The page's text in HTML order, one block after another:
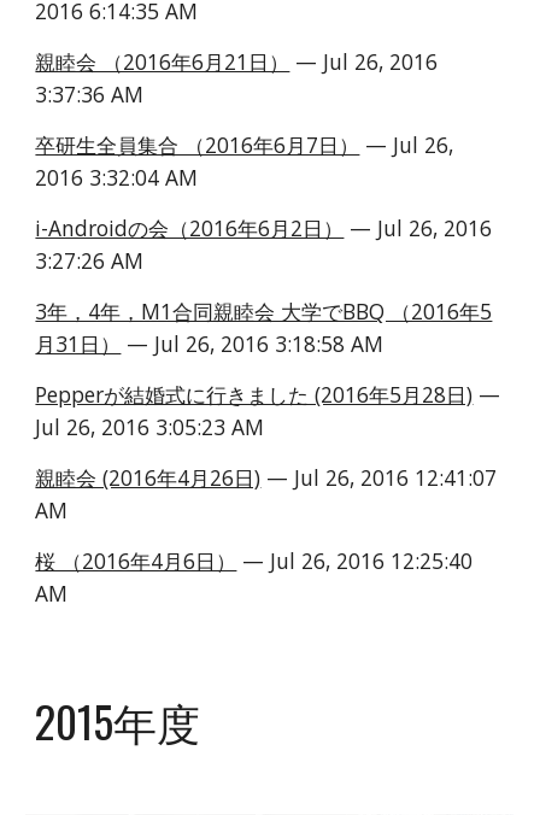
2016 6:14:35 AM
親睦会 （2016年6月21日）
— Jul 26, 2016
3:37:36 AM
卒研生全員集合 （2016年6月7日）
— Jul 26,
2016 3:32:04 AM
i-Androidの会（2016年6月2日）
— Jul 26, 2016
3:27:26 AM
3年，4年，M1合同親睦会 大学でBBQ （2016年5
月31日）
— Jul 26, 2016 3:18:58 AM
Pepperが結婚式に行きました (2016年5月28日) —
Jul 26, 2016 3:05:23 AM
親睦会 (2016年4月26日) — Jul 26, 2016 12:41:07
AM
桜 （2016年4月6日）
— Jul 26, 2016 12:25:40
AM
2015年度